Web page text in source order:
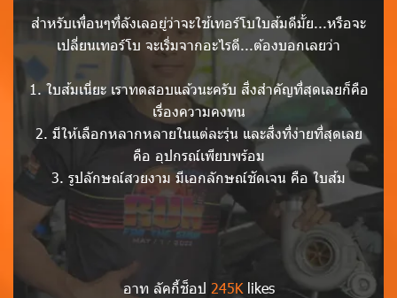
สำหรับเพื่อนๆที่ลังเลอยู่ว่าจะใช้เทอร์โบใบส้มดีมั้ย...หรือจะ
เปลี่ยนเทอร์โบ จะเริ่มจากอะไรดี...ต้องบอกเลยว่า
1. ใบส้มเนี่ยะ เราทดสอบแล้วนะครับ สิ่งสำคัญที่สุดเลยก็คือ
เรื่องความคงทน
2. มีให้เลือกหลากหลายในแต่ละรุ่น และสิ่งที่ง่ายที่สุดเลย
คือ อุปกรณ์เพียบพร้อม
3. รูปลักษณ์สวยงาม มีเอกลักษณ์ชัดเจน คือ ใบส้ม
อาท ลัคกี้ช็อป 245Klikes